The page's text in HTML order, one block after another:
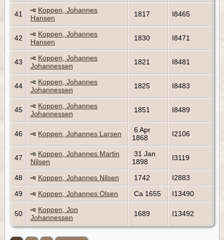
41
Koppen, Johannes
Hansen
1817 I8465
42
Koppen, Johannes
Hansen
1830 I8471
43
Koppen, Johannes
Johannessen
1821 I8481
44
Koppen, Johannes
Johannessen
1825 I8483
45
Koppen, Johannes
Johannessen
1851 I8489
46 Koppen, Johannes Larsen
6 Apr
1868
I2106
47
Koppen, Johannes Martin
Nilsen
31 Jan
1898
I3119
48 Koppen, Johannes Nilsen 1742
I2883
49
Koppen, Johannes Olsen Ca 1655 I13490
50
Koppen, Jon
Johannessen
1689 I13492